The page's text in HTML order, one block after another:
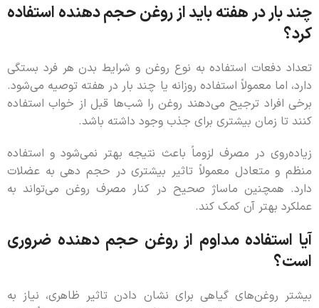
چند بار در هفته باید از روغن حجم دهنده استفاده
کرد؟
تعداد دفعات استفاده به نوع روغن و شرایط بدن هر فرد بستگی
دارد، اما معمولاً استفاده روزانه یا چند بار در هفته توصیه می‌شود.
برخی افراد ترجیح می‌دهند روغن را شب‌ها قبل از خواب استفاده
کنند تا زمان بیشتری برای جذب وجود داشته باشد.
زیاده‌روی در مصرف لزوماً باعث نتیجه بهتر نمی‌شود و استفاده
منظم و متعادل معمولاً تاثیر بیشتری در حجم دهی به عضلات
دارد. همچنین ماساژ صحیح در کنار مصرف روغن می‌تواند به
عملکرد بهتر آن کمک کند.
آیا استفاده مداوم از روغن حجم دهنده ضروری
است؟
بیشتر روغن‌های گیاهی برای نشان دادن تاثیر ظاهری، نیاز به